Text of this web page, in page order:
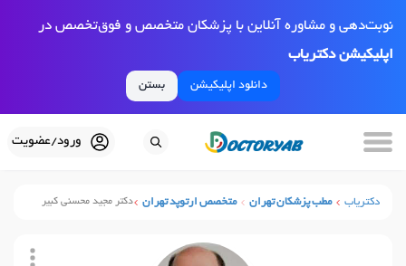
نوبت‌دهی و مشاوره آنلاین با پزشکان متخصص و فوق‌تخصص در
اپلیکیشن دکتریاب
دانلود اپلیکیشن بستن
ورود/عضویت
دکتریاب مطب پزشکان تهران متخصص ارتوپد تهران دکتر مجید محسنی کبیر